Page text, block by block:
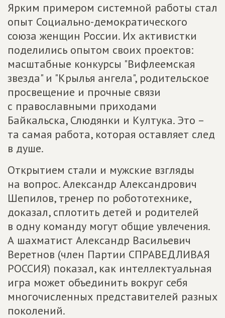
Ярким примером системной работы стал
опыт Социально-демократического
союза женщин России. Их активистки
поделились опытом своих проектов:
масштабные конкурсы "Вифлеемская
звезда" и "Крылья ангела", родительское
просвещение и прочные связи
с православными приходами
Байкальска, Слюдянки и Култука. Это –
та самая работа, которая оставляет след
в душе.
Открытием стали и мужские взгляды
на вопрос. Александр Александрович
Шепилов, тренер по робототехнике,
доказал, сплотить детей и родителей
в одну команду могут общие увлечения.
А шахматист Александр Васильевич
Веретнов (член Партии СПРАВЕДЛИВАЯ
РОССИЯ) показал, как интеллектуальная
игра может объединить вокруг себя
многочисленных представителей разных
поколений.